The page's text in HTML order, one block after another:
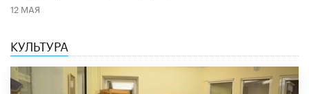
12 МАЯ
КУЛЬТУРА